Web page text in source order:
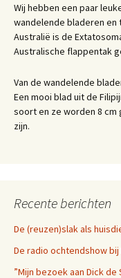
Wij hebben een paar
wandelende bladeren en
Australië is de
Australische flappentak
Van de wandelende
Een mooi blad uit de
soort en ze worden 8
zijn.
Recente berichten
De (reuzen)slak als
De radio ochtendshow bij
”Mijn bezoek aan Dick de